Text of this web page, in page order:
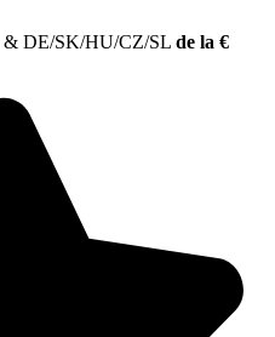
& DE/SK/HU/CZ/SL de la €